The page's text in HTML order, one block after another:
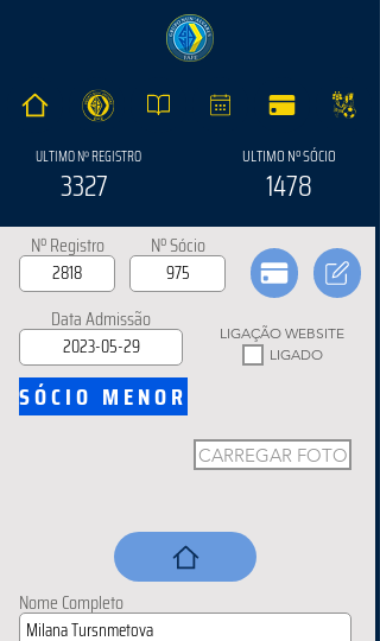
ULTIMO Nº REGISTRO
3327
ULTIMO Nº SÓCIO
1478
Nº Registro Nº Sócio
Data Admissão
LIGAÇÃO WEBSITE
LIGADO
SÓCIO MENOR
CARREGAR FOTO
Nome Completo